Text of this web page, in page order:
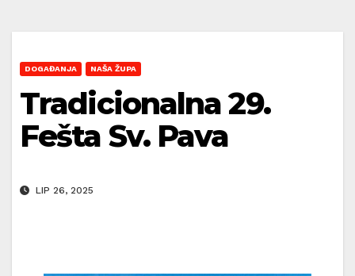
DOGAĐANJA NAŠA ŽUPA
Tradicionalna 29.
Fešta Sv. Pava
LIP 26, 2025